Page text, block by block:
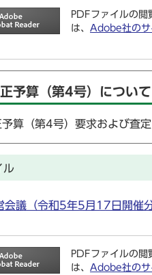
PDFファイルの
は、 Adobe社のサ
予算（第4号）について
算（第4号）要求および査定
ル
会議（令和5年5月17日開催
PDFファイルの
は、 Adobe社のサ